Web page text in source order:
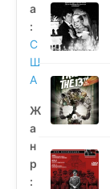
а
:
С
Ш
А
Ж
а
н
р
: